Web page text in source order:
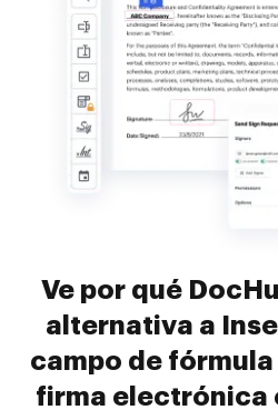
Ve por qué
alternativa a
campo de fórmula
firma electrónica